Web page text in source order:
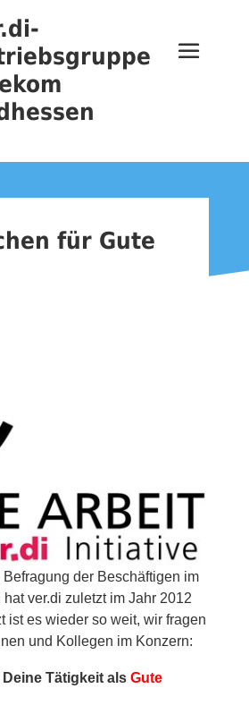
für Gute
der Beschäftigen im
ver.di zuletzt im Jahr 2012
ist es wieder so weit, wir fragen
und Kollegen im Konzern:
Tätigkeit als Gute